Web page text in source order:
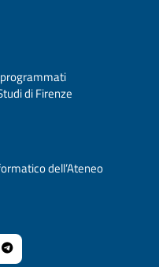
di Firenze
dell’Ateneo